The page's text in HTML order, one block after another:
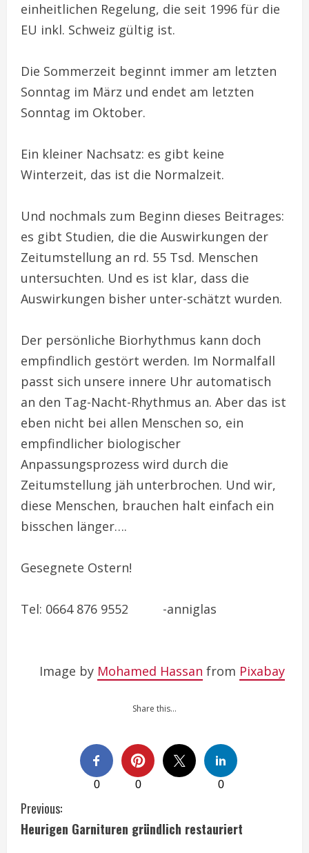
einheitlichen Regelung, die seit 1996 für die
EU inkl. Schweiz gültig ist.
Die Sommerzeit beginnt immer am letzten
Sonntag im März und endet am letzten
Sonntag im Oktober.
Ein kleiner Nachsatz: es gibt keine
Winterzeit, das ist die Normalzeit.
Und nochmals zum Beginn dieses Beitrages:
es gibt Studien, die die Auswirkungen der
Zeitumstellung an rd. 55 Tsd. Menschen
untersuchten. Und es ist klar, dass die
Auswirkungen bisher unter-schätzt wurden.
Der persönliche Biorhythmus kann doch
empfindlich gestört werden. Im Normalfall
passt sich unsere innere Uhr automatisch
an den Tag-Nacht-Rhythmus an. Aber das ist
eben nicht bei allen Menschen so, ein
empfindlicher biologischer
Anpassungsprozess wird durch die
Zeitumstellung jäh unterbrochen. Und wir,
diese Menschen, brauchen halt einfach ein
bisschen länger….
Gesegnete Ostern!
Tel: 0664 876 9552 -anniglas
Image by Mohamed Hassan from Pixabay
Share this…
0 0 0
C
o
Previous:
Heurigen Garnituren gründlich restauriert